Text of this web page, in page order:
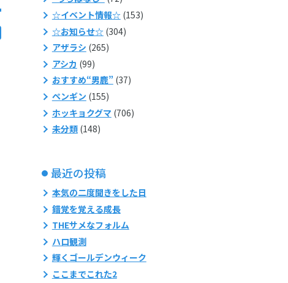
☆イベント情報☆(153)
☆お知らせ☆(304)
アザラシ (265)
アシカ (99)
おすすめ“男鹿”(37)
ペンギン (155)
ホッキョクグマ (706)
未分類(148)
最近の投稿
本気の二度聞きをした日
錯覚を覚える成長
THEサメなフォルム
ハロ観測
輝くゴールデンウィーク
ここまでこれた2